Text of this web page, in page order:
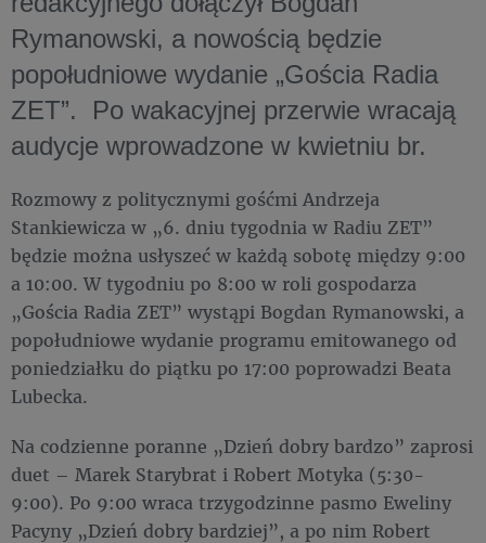
Rymanowski, a nowością będzie
popołudniowe wydanie „Gościa Radia
ZET”. Po wakacyjnej przerwie wracają
audycje wprowadzone w kwietniu br.
Rozmowy z politycznymi gośćmi Andrzeja
Stankiewicza w „6. dniu tygodnia w Radiu ZET”
będzie można usłyszeć w każdą sobotę między 9:00
a 10:00. W tygodniu po 8:00 w roli gospodarza
„Gościa Radia ZET” wystąpi Bogdan Rymanowski, a
popołudniowe wydanie programu emitowanego od
poniedziałku do piątku po 17:00 poprowadzi Beata
Lubecka.
Na codzienne poranne „Dzień dobry bardzo” zaprosi
duet – Marek Starybrat i Robert Motyka (5:30-
9:00). Po 9:00 wraca trzygodzinne pasmo Eweliny
Pacyny „Dzień dobry bardziej”, a po nim Robert